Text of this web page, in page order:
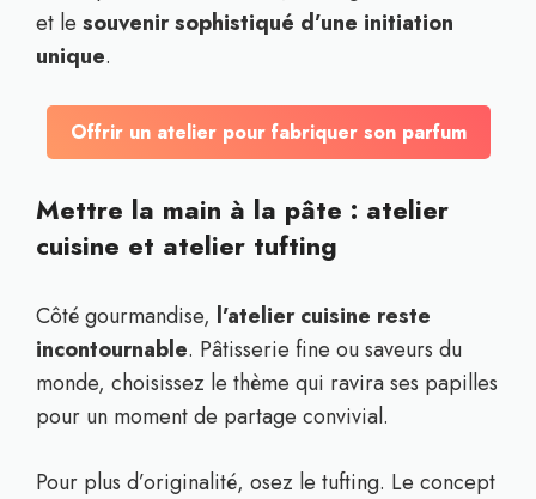
et le souvenir sophistiqué d’une initiation
unique.
Offrir un atelier pour fabriquer son parfum
Mettre la main à la pâte : atelier
cuisine et atelier tufting
Côté gourmandise, l’atelier cuisine reste
incontournable. Pâtisserie fine ou saveurs du
monde, choisissez le thème qui ravira ses papilles
pour un moment de partage convivial.
Pour plus d’originalité, osez le tufting. Le concept